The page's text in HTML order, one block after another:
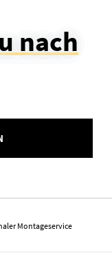
nach
Montageservice